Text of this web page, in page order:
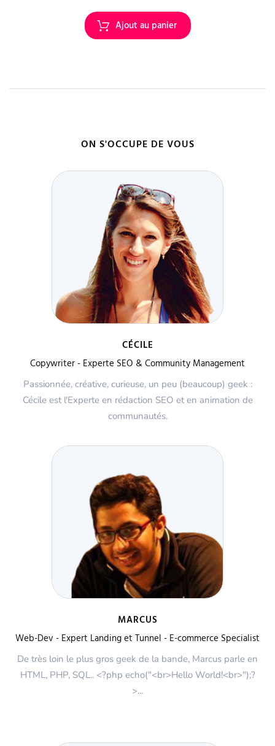
ON S'OCCUPE DE VOUS
CÉCILE
Copywriter - Experte SEO & Community Management
Passionnée, créative, curieuse, un peu (beaucoup) geek :
Cécile est l'Experte en rédaction SEO et en animation de
communautés.
MARCUS
Web-Dev - Expert Landing et Tunnel - E-commerce Specialist
De très loin le plus gros geek de la bande, Marcus parle en
HTML, PHP, SQL.. <?php echo("<br>Hello World!<br>");?
>...